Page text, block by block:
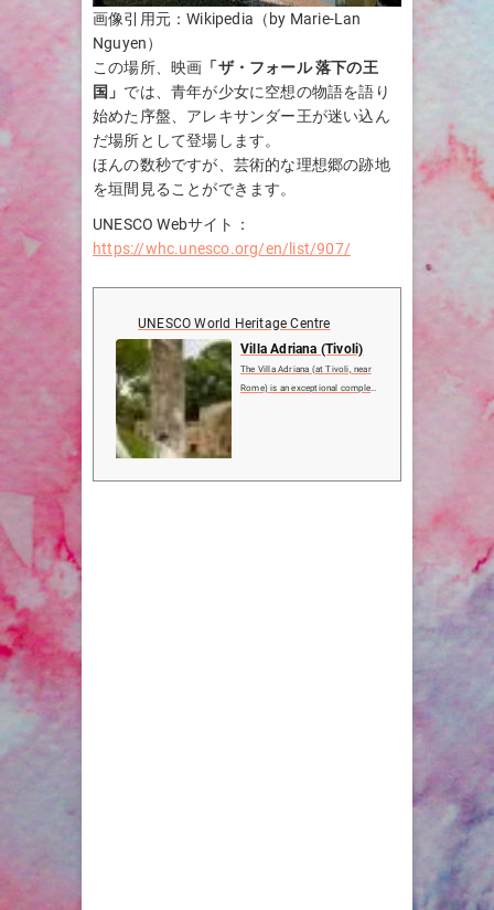
画像引用元：Wikipedia（by Marie-Lan
Nguyen）
この場所、映画 「ザ・フォール 落下の王
国」 では、青年が少女に空想の物語を語り
始めた序盤、アレキサンダー王が迷い込ん
だ場所として登場します。
ほんの数秒ですが、芸術的な理想郷の跡地
を垣間見ることができます。
UNESCO Webサイト：
https://whc.unesco.org/en/list/907/
UNESCO World Heritage Centre
Villa Adriana (Tivoli)
The Villa Adriana (at Tivoli, near
Rome) is an exceptional complex
heritage of ...